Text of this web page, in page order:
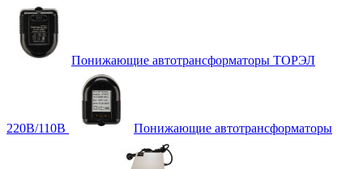
Понижающие автотрансформаторы ТОРЭЛ
220В/110В Понижающие автотрансформаторы